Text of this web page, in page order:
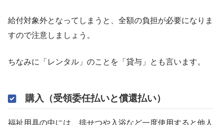
給付対象外となってしまうと、全額の負担が必要になりま
すので注意しましょう。
ちなみに「レンタル」のことを「貸与」とも言います。
購入（受領委任払いと償還払い）
福祉用具の中には、排せつや入浴など一度使用すると他人